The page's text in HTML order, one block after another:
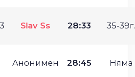
Slav Ss 28:33 35-39г.
Анонимен 28:45 Няма